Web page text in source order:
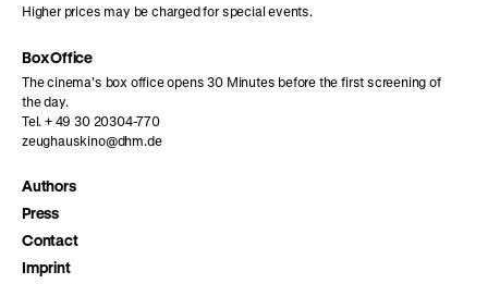
Higher prices may be charged for special events.
Box Office
The cinema’s box office opens 30 Minutes before the first screening of
the day.
Tel. + 49 30 20304-770
zeughauskino@dhm.de
Authors
Press
Contact
Imprint